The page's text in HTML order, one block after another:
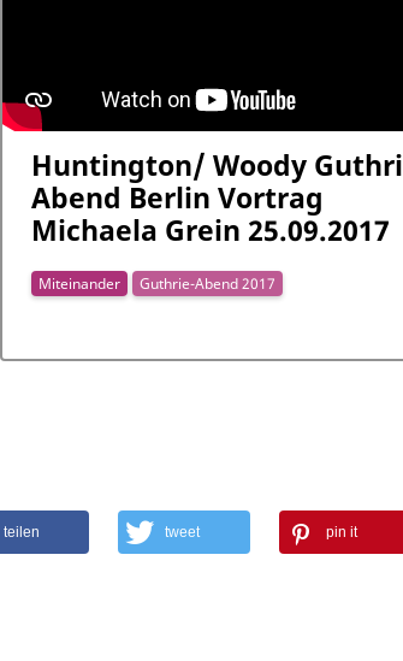
Huntington/ Woody
Abend Berlin Vortrag
Michaela Grein 25.09.2017
Miteinander Guthrie-Abend 2017
teilen tweet pin it